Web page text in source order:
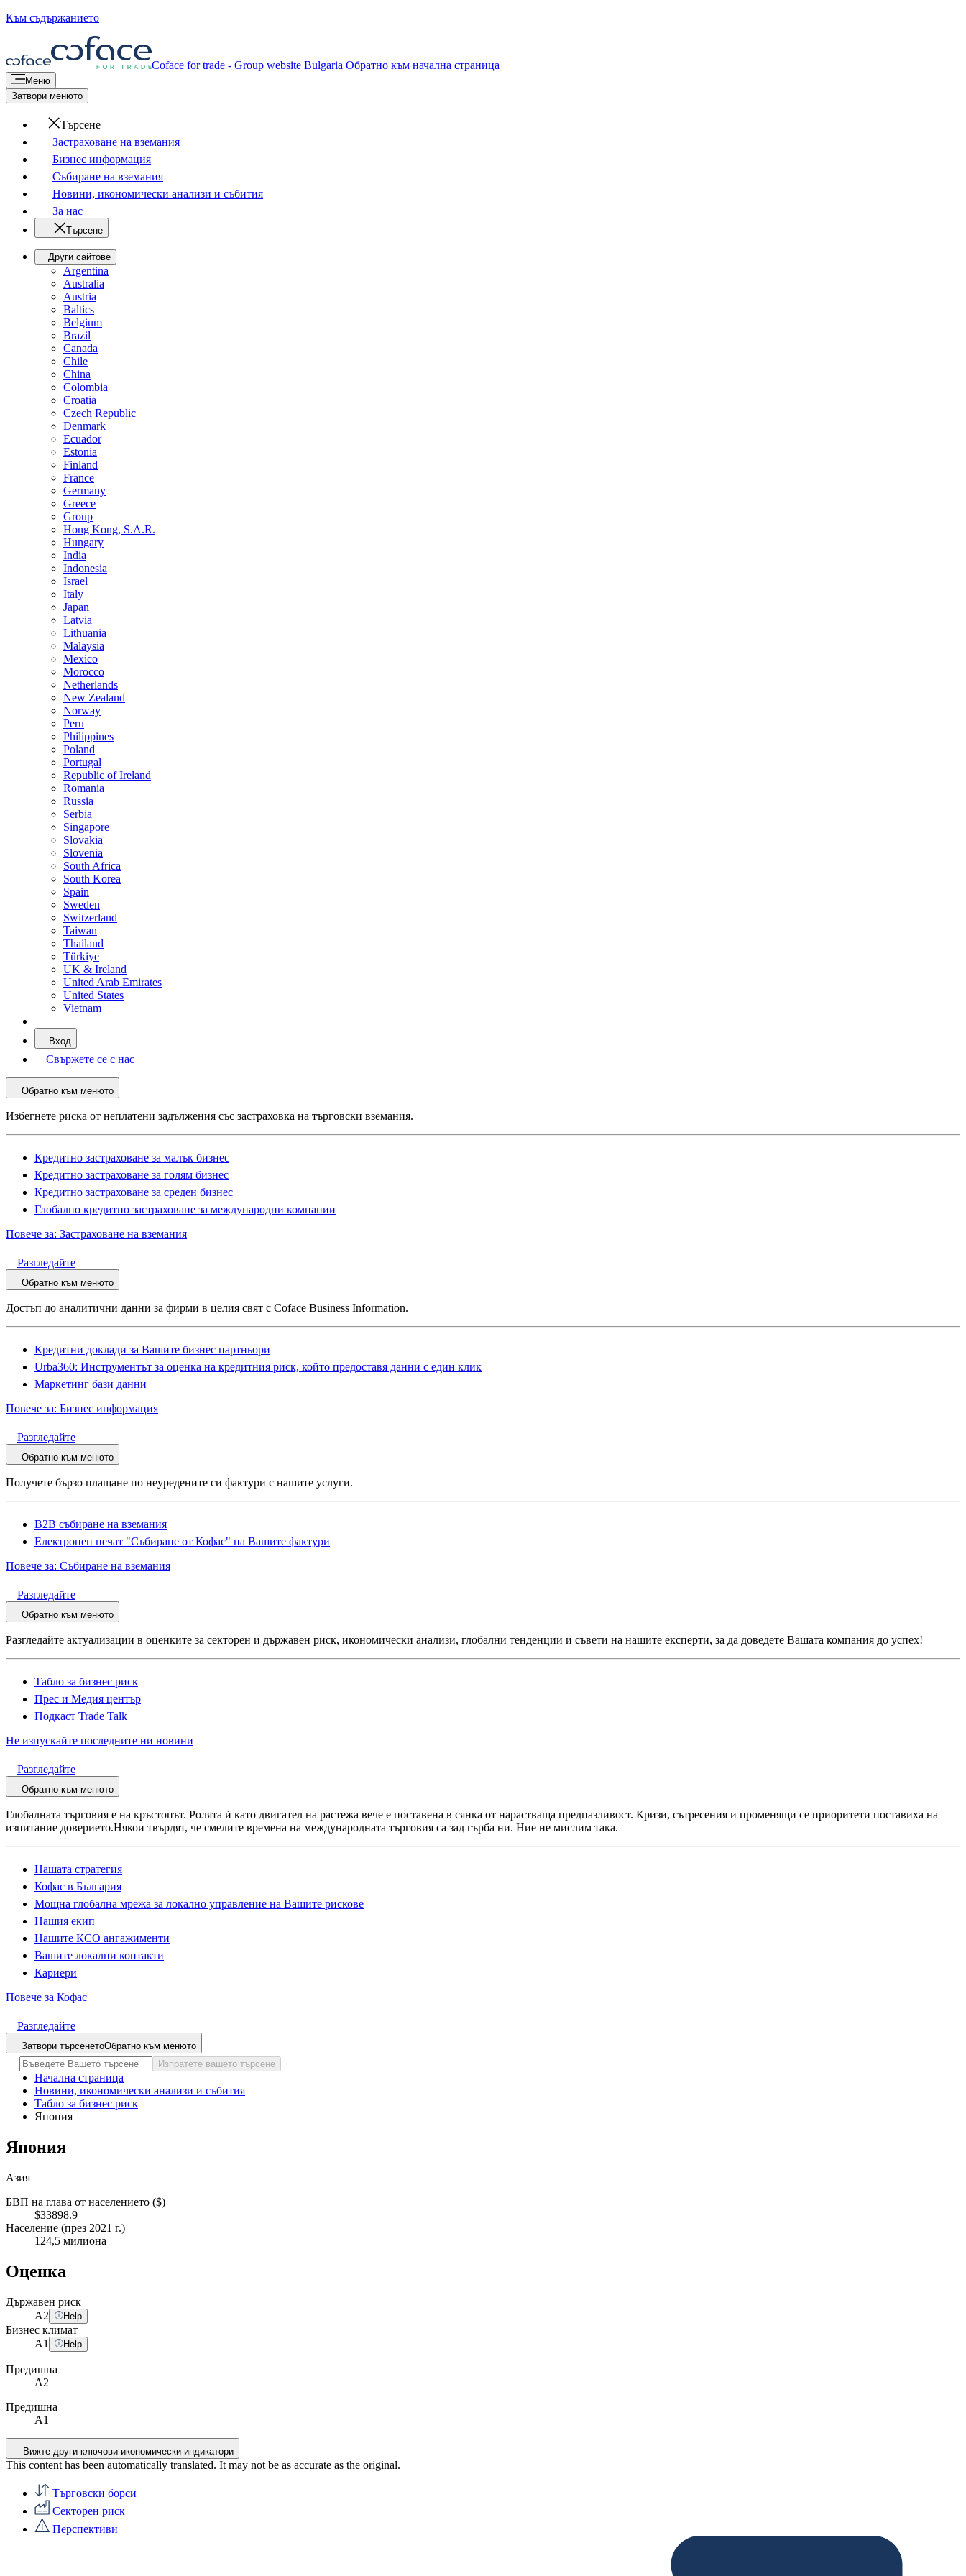
Към съдържанието
Coface for trade - Group website Bulgaria Обратно към начална страница
Меню
Затвори менюто
Търсене
Застраховане на вземания
Бизнес информация
Събиране на вземания
Новини, икономически анализи и събития
За нас
Търсене
Други сайтове
Argentina
Australia
Austria
Baltics
Belgium
Brazil
Canada
Chile
China
Colombia
Croatia
Czech Republic
Denmark
Ecuador
Estonia
Finland
France
Germany
Greece
Group
Hong Kong, S.A.R.
Hungary
India
Indonesia
Israel
Italy
Japan
Latvia
Lithuania
Malaysia
Mexico
Morocco
Netherlands
New Zealand
Norway
Peru
Philippines
Poland
Portugal
Republic of Ireland
Romania
Russia
Serbia
Singapore
Slovakia
Slovenia
South Africa
South Korea
Spain
Sweden
Switzerland
Taiwan
Thailand
Türkiye
UK & Ireland
United Arab Emirates
United States
Vietnam
Вход
Свържете се с нас
Обратно към менюто
Избегнете риска от неплатени задължения със застраховка на търговски вземания.
Кредитно застраховане за малък бизнес
Кредитно застраховане за голям бизнес
Кредитно застраховане за среден бизнес
Глобално кредитно застраховане за международни компании
Повече за: Застраховане на вземания
Разгледайте
Обратно към менюто
Достъп до аналитични данни за фирми в целия свят с Coface Business Information.
Кредитни доклади за Вашите бизнес партньори
Urba360: Инструментът за оценка на кредитния риск, който предоставя данни с един клик
Маркетинг бази данни
Повече за: Бизнес информация
Разгледайте
Обратно към менюто
Получете бързо плащане по неуредените си фактури с нашите услуги.
B2B събиране на вземания
Електронен печат "Събиране от Кофас" на Вашите фактури
Повече за: Събиране на вземания
Разгледайте
Обратно към менюто
Разгледайте актуализации в оценките за секторен и държавен риск, икономически анализи, глобални тенденции и съвети на нашите експерти, за да доведете Вашата компания до успех!
Табло за бизнес риск
Прес и Медия център
Подкаст Trade Talk
Не изпускайте последните ни новини
Разгледайте
Обратно към менюто
Глобалната търговия е на кръстопът. Ролята ѝ като двигател на растежа вече е поставена в сянка от нарастваща предпазливост. Кризи, сътресения и променящи се приоритети поставиха на
изпитание доверието.Някои твърдят, че смелите времена на международната търговия са зад гърба ни. Ние не мислим така.
Нашата стратегия
Кофас в България
Мощна глобална мрежа за локално управление на Вашите рискове
Нашия екип
Нашите КСО ангажименти
Вашите локални контакти
Кариери
Повече за Кофас
Разгледайте
Затвори търсенетоОбратно към менюто
Изпратете вашето търсене
Начална страница
Новини, икономически анализи и събития
Табло за бизнес риск
Япония
Япония
Азия
БВП на глава от населението ($)
$33898.9
Население (през 2021 г.)
124,5 милиона
Оценка
Държавен риск
A2 Help
Бизнес климат
A1 Help
Предишна
A2
Предишна
A1
Вижте други ключови икономически индикатори
This content has been automatically translated. It may not be as accurate as the original.
Търговски борси
Секторен риск
Перспективи